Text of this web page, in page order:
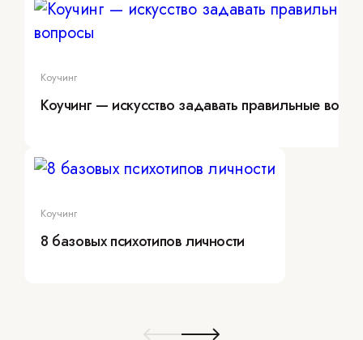
Коучинг
Коучинг — искусство задавать правильные
Коучинг
8 базовых психотипов личности